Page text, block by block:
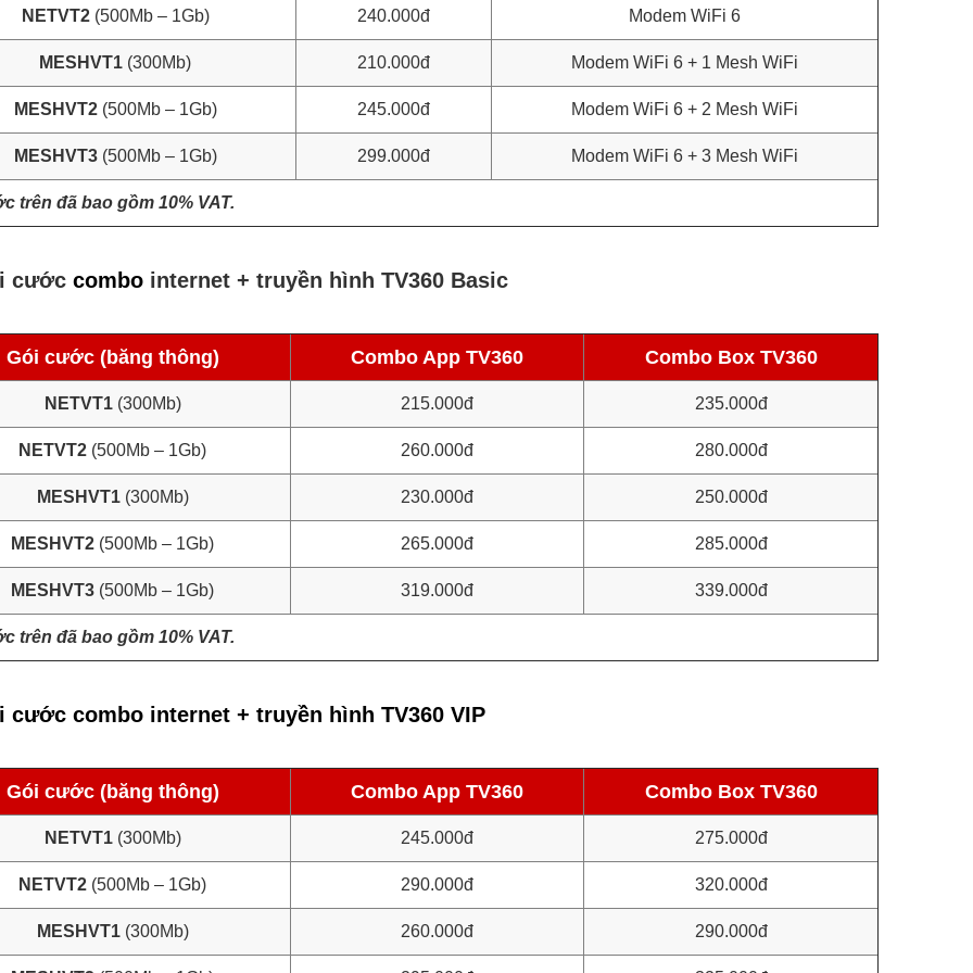
NETVT2 (500Mb – 1Gb) 240.000đ Modem WiFi 6
MESHVT1 (300Mb) 210.000đ Modem WiFi 6 + 1 Mesh WiFi
MESHVT2 (500Mb – 1Gb) 245.000đ Modem WiFi 6 + 2 Mesh WiFi
MESHVT3 (500Mb – 1Gb) 299.000đ Modem WiFi 6 + 3 Mesh WiFi
trên đã bao gồm 10% VAT.
cước combo internet + truyền hình TV360 Basic
Gói cước (băng thông) Combo App TV360 Combo Box TV360
NETVT1 (300Mb) 215.000đ 235.000đ
NETVT2 (500Mb – 1Gb) 260.000đ 280.000đ
MESHVT1 (300Mb) 230.000đ 250.000đ
MESHVT2 (500Mb – 1Gb) 265.000đ 285.000đ
MESHVT3 (500Mb – 1Gb) 319.000đ 339.000đ
trên đã bao gồm 10% VAT.
cước combo internet + truyền hình TV360 VIP
Gói cước (băng thông) Combo App TV360 Combo Box TV360
NETVT1 (300Mb) 245.000đ 275.000đ
NETVT2 (500Mb – 1Gb) 290.000đ 320.000đ
MESHVT1 (300Mb) 260.000đ 290.000đ